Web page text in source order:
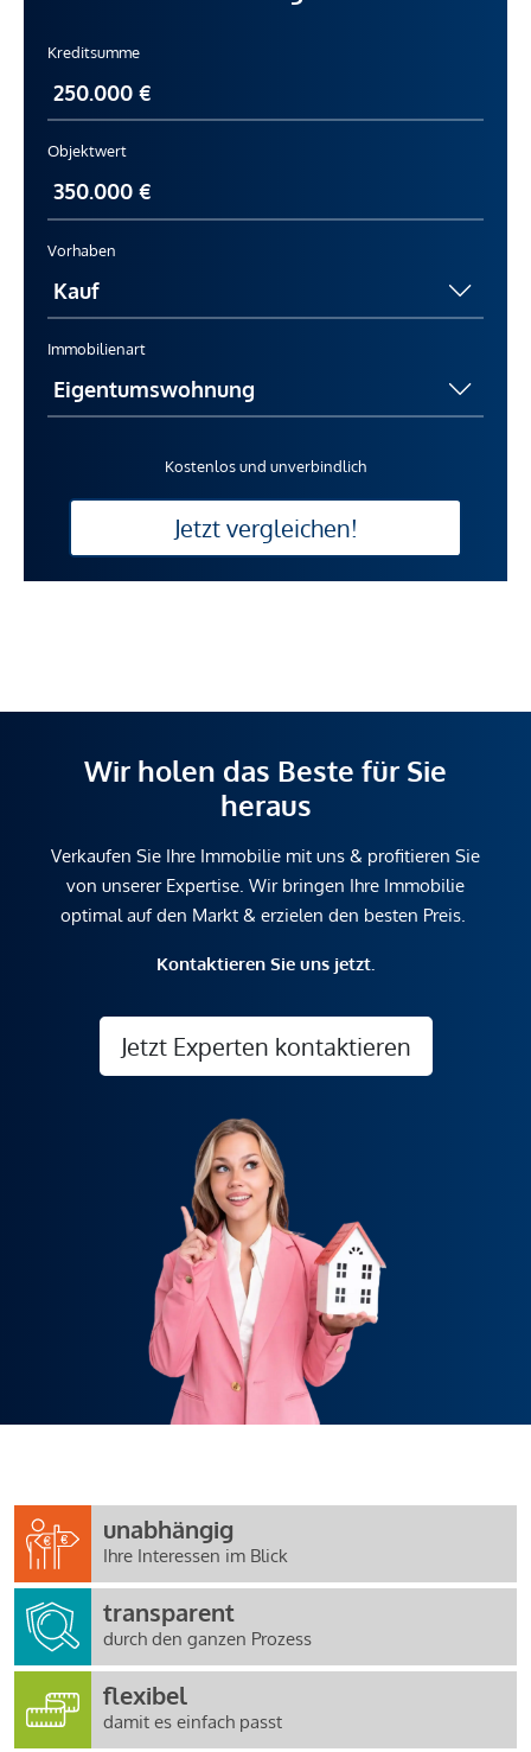
Kreditsumme
Objektwert
Vorhaben
Immobilienart
Kostenlos und unverbindlich
Jetzt vergleichen!
Wir holen das Beste für Sie
heraus
Verkaufen Sie Ihre Immobilie mit uns & profitieren Sie
von unserer Expertise. Wir bringen Ihre Immobilie
optimal auf den Markt & erzielen den besten Preis.
Kontaktieren Sie uns jetzt.
Jetzt Experten kontaktieren
unabhängig
Ihre Interessen im Blick
transparent
durch den ganzen Prozess
flexibel
damit es einfach passt